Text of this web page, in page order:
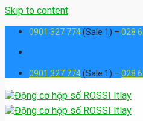
Skip to content
0901 327 774(Sale 1) – 028
0901 327 774(Sale 1) – 028